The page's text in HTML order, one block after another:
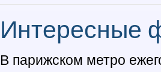
Интересные
В парижском метро